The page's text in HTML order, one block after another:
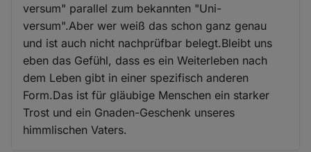
versum" parallel zum bekannten "Uni-
versum".Aber wer weiß das schon ganz genau
und ist auch nicht nachprüfbar belegt.Bleibt uns
eben das Gefühl, dass es ein Weiterleben nach
dem Leben gibt in einer spezifisch anderen
Form.Das ist für gläubige Menschen ein starker
Trost und ein Gnaden-Geschenk unseres
himmlischen Vaters.